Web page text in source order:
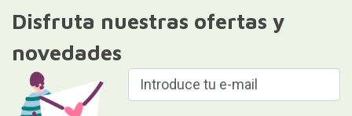
Disfruta nuestras ofertas y
novedades